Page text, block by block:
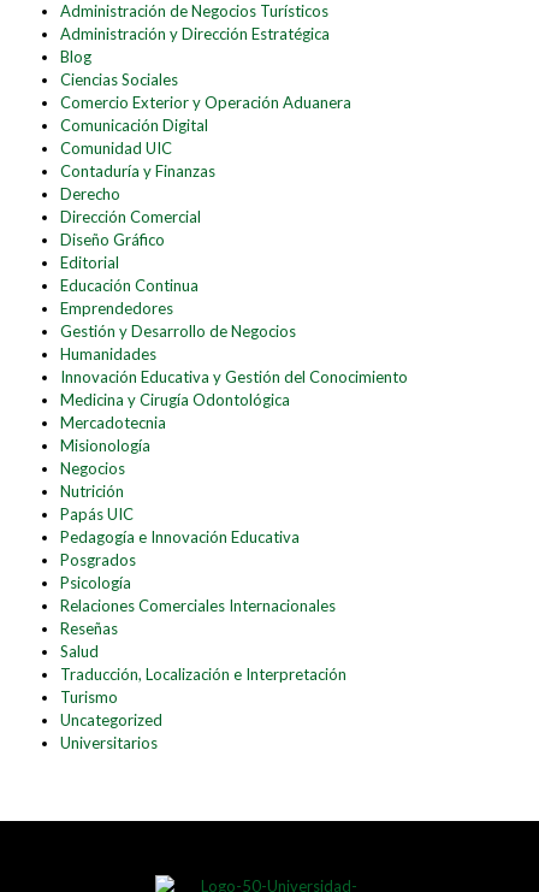
Administración de Negocios Turísticos
Administración y Dirección Estratégica
Blog
Ciencias Sociales
Comercio Exterior y Operación Aduanera
Comunicación Digital
Comunidad UIC
Contaduría y Finanzas
Derecho
Dirección Comercial
Diseño Gráfico
Editorial
Educación Continua
Emprendedores
Gestión y Desarrollo de Negocios
Humanidades
Innovación Educativa y Gestión del Conocimiento
Medicina y Cirugía Odontológica
Mercadotecnia
Misionología
Negocios
Nutrición
Papás UIC
Pedagogía e Innovación Educativa
Posgrados
Psicología
Relaciones Comerciales Internacionales
Reseñas
Salud
Traducción, Localización e Interpretación
Turismo
Uncategorized
Universitarios